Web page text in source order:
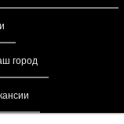
город